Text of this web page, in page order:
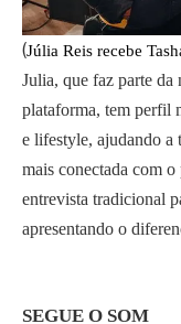
(Júlia Reis recebe
Julia, que faz parte da
plataforma, tem perfil
e lifestyle, ajudando a
mais conectada com
entrevista tradicional
apresentando o
SEGUE O SOM